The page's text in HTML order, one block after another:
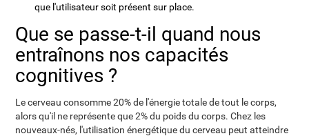
que l'utilisateur soit présent sur place.
Que se passe-t-il quand nous
entraînons nos capacités
cognitives ?
Le cerveau consomme 20% de l'énergie totale de tout le corps,
alors qu'il ne représente que 2% du poids du corps. Chez les
nouveaux-nés, l'utilisation énergétique du cerveau peut atteindre